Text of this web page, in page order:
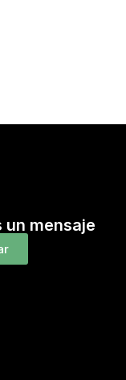
un mensaje